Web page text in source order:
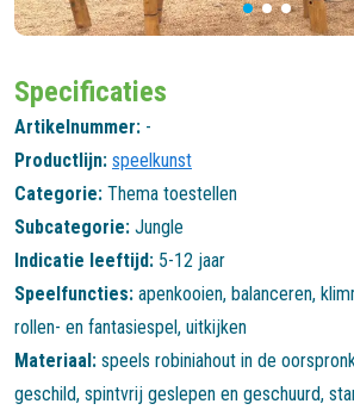
Specificaties
Artikelnummer: -
Productlijn: speelkunst
Categorie: Thema toestellen
Subcategorie: Jungle
Indicatie leeftijd: 5-12 jaar
Speelfuncties: apenkooien, balanceren,
rollen- en fantasiespel, uitkijken
Materiaal: speels robiniahout in de
geschild, spintvrij geslepen en geschuurd,